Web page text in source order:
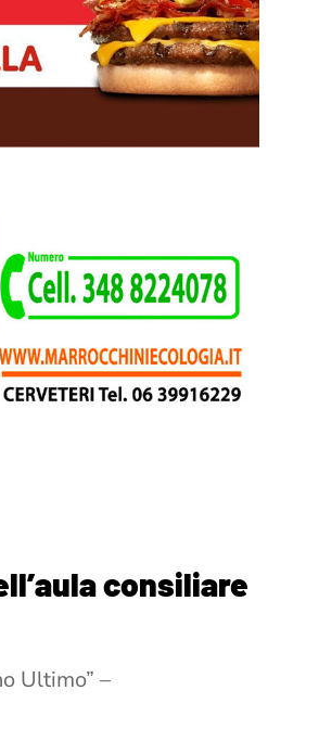
consiliare
Ultimo” –